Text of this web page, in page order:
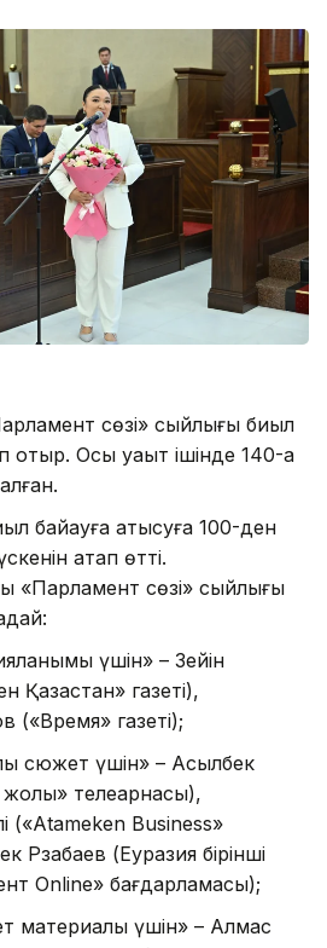
сөзі» сыйлығы биыл
Осы уақыт ішінде 140-қа
байқауға қатысуға 100-ден
атап өтті.
«Парламент сөзі» сыйлығы
үшін» – Зейін
Қазақстан» газеті),
(«Время» газеті);
сюжет үшін» – Асылбек
телеарнасы),
(«Atameken Business»
Рзабаев (Еуразия бірінші
Online» бағдарламасы);
материалы үшін» – Алмас